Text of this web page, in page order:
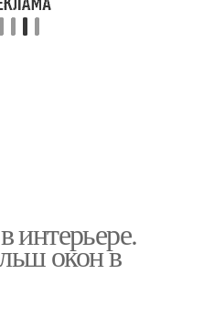
интерьере.
окон в